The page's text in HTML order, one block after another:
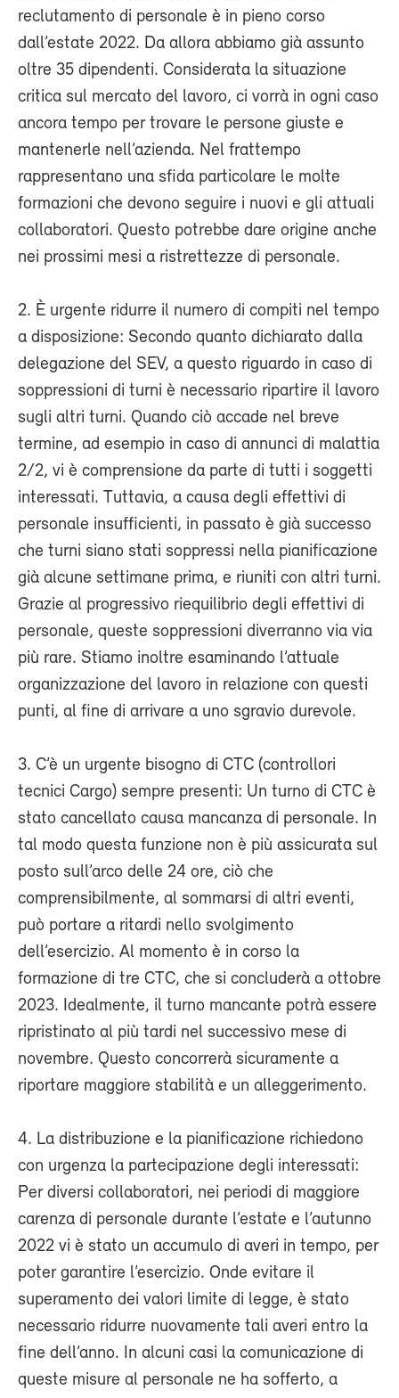
reclutamento di personale è in pieno corso
dall’estate 2022. Da allora abbiamo già assunto
oltre 35 dipendenti. Considerata la situazione
critica sul mercato del lavoro, ci vorrà in ogni caso
ancora tempo per trovare le persone giuste e
mantenerle nell’azienda. Nel frattempo
rappresentano una sfida particolare le molte
formazioni che devono seguire i nuovi e gli attuali
collaboratori. Questo potrebbe dare origine anche
nei prossimi mesi a ristrettezze di personale.
2. È urgente ridurre il numero di compiti nel tempo
a disposizione: Secondo quanto dichiarato dalla
delegazione del SEV, a questo riguardo in caso di
soppressioni di turni è necessario ripartire il lavoro
sugli altri turni. Quando ciò accade nel breve
termine, ad esempio in caso di annunci di malattia
2/2, vi è comprensione da parte di tutti i soggetti
interessati. Tuttavia, a causa degli effettivi di
personale insufficienti, in passato è già successo
che turni siano stati soppressi nella pianificazione
già alcune settimane prima, e riuniti con altri turni.
Grazie al progressivo riequilibrio degli effettivi di
personale, queste soppressioni diverranno via via
più rare. Stiamo inoltre esaminando l’attuale
organizzazione del lavoro in relazione con questi
punti, al fine di arrivare a uno sgravio durevole.
3. C’è un urgente bisogno di CTC (controllori
tecnici Cargo) sempre presenti: Un turno di CTC è
stato cancellato causa mancanza di personale. In
tal modo questa funzione non è più assicurata sul
posto sull’arco delle 24 ore, ciò che
comprensibilmente, al sommarsi di altri eventi,
può portare a ritardi nello svolgimento
dell’esercizio. Al momento è in corso la
formazione di tre CTC, che si concluderà a ottobre
2023. Idealmente, il turno mancante potrà essere
ripristinato al più tardi nel successivo mese di
novembre. Questo concorrerà sicuramente a
riportare maggiore stabilità e un alleggerimento.
4. La distribuzione e la pianificazione richiedono
con urgenza la partecipazione degli interessati:
Per diversi collaboratori, nei periodi di maggiore
carenza di personale durante l’estate e l’autunno
2022 vi è stato un accumulo di averi in tempo, per
poter garantire l’esercizio. Onde evitare il
superamento dei valori limite di legge, è stato
necessario ridurre nuovamente tali averi entro la
fine dell’anno. In alcuni casi la comunicazione di
queste misure al personale ne ha sofferto, a